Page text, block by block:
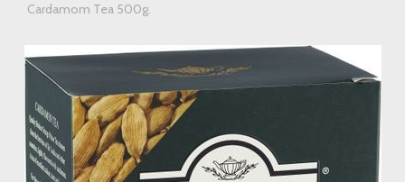
Cardamom Tea 500g.